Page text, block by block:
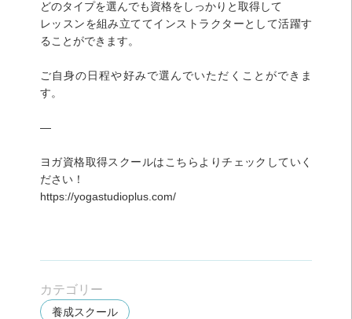
どのタイプを選んでも資格をしっかりと取得して
レッスンを組み立ててインストラクターとして活躍す
ることができます。
ご自身の日程や好みで選んでいただくことができま
す。
—
ヨガ資格取得スクールはこちらよりチェックしていく
ださい！
https://yogastudioplus.com/
カテゴリー
養成スクール